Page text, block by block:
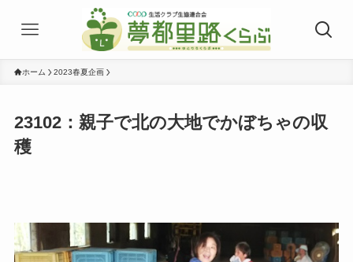
ホーム 2023春夏企画
23102：親子で北の大地でかぼちゃの収
穫